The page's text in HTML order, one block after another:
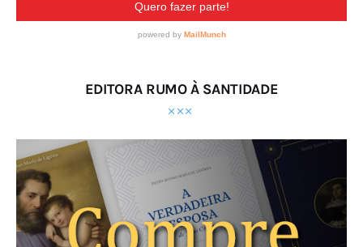
EDITORA RUMO À SANTIDADE